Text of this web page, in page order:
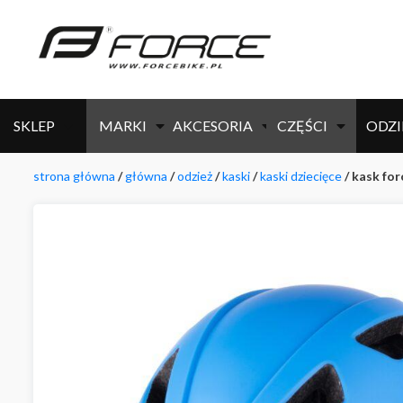
SKLEP MARKI AKCESORIA CZĘŚCI
strona główna /główna /odzież/kaski/kaski dziecięce/ kask